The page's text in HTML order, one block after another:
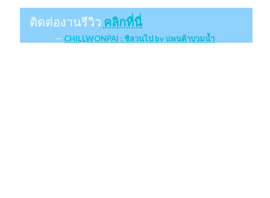
ติดต่องานรีวิว คลิกที่นี่
CHILLWONPAI : ชิลวนไป by แพนด้าบวมน้ำ